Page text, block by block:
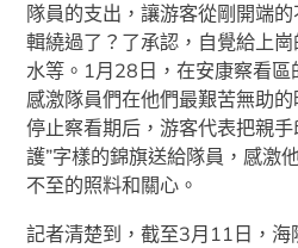
隊員的支出，讓游客從剛開端
輯繞過了？了承認，自覺給上
水等。1月28日，在安康察看區
感激隊員們在他們最艱苦無助
停止察看期后，游客代表把親
護”字樣的錦旗送給隊員，感激
不至的照料和關心。
記者清楚到，截至3月11日，海